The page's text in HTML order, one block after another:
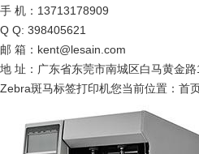
手 机：13713178909
Q Q: 398405621
邮 箱：kent@lesain.com
地 址：广东省东莞市南城区白马黄金
Zebra斑马标签打印机您当前位置： 首